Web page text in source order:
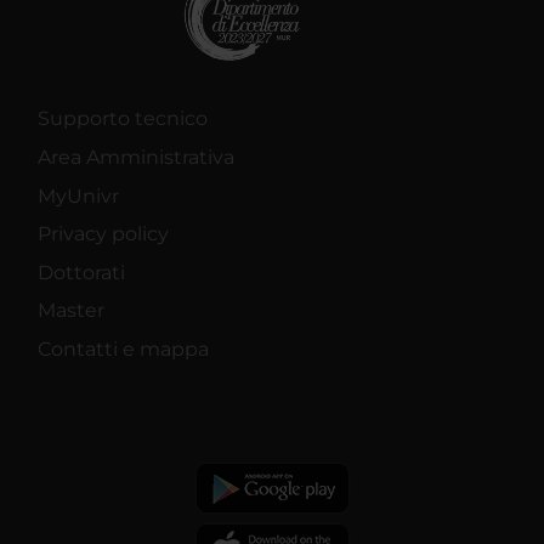
Supporto tecnico
Area Amministrativa
MyUnivr
Privacy policy
Dottorati
Master
Contatti e mappa